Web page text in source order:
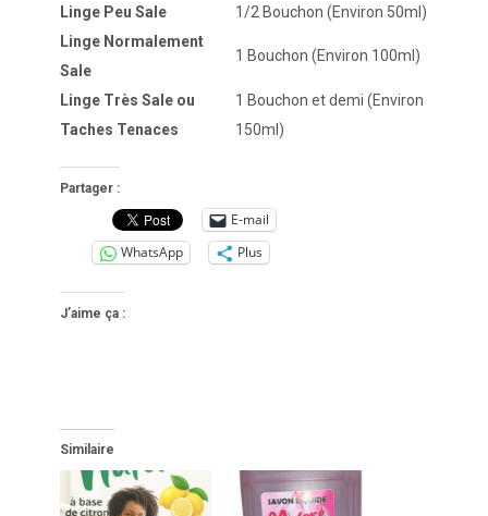
Linge Peu Sale
1/2 Bouchon (Environ 50ml)
Linge Normalement
Sale
1 Bouchon (Environ 100ml)
Linge Très Sale ou
Taches Tenaces
1 Bouchon et demi (Environ
150ml)
Partager :
E-mail
WhatsApp
Plus
J’aime ça :
Similaire